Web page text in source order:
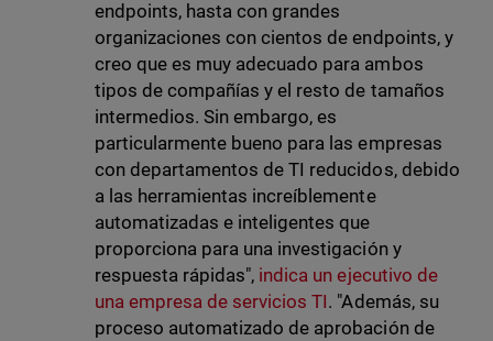
endpoints, hasta con grandes
organizaciones con cientos de endpoints, y
creo que es muy adecuado para ambos
tipos de compañías y el resto de tamaños
intermedios. Sin embargo, es
particularmente bueno para las empresas
con departamentos de TI reducidos, debido
a las herramientas increíblemente
automatizadas e inteligentes que
proporciona para una investigación y
respuesta rápidas", indica un ejecutivo de
una empresa de servicios TI. "Además, su
proceso automatizado de aprobación de